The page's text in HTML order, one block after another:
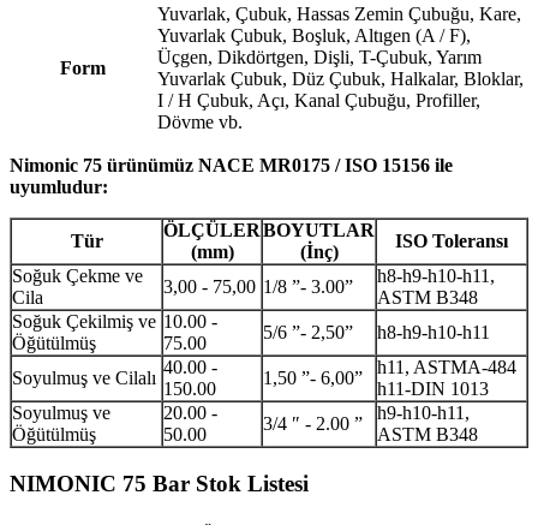
Form
Yuvarlak, Çubuk, Hassas Zemin Çubuğu, Kare,
Yuvarlak Çubuk, Boşluk, Altıgen (A / F),
Üçgen, Dikdörtgen, Dişli, T-Çubuk, Yarım
Yuvarlak Çubuk, Düz Çubuk, Halkalar, Bloklar,
I / H Çubuk, Açı, Kanal Çubuğu, Profiller,
Dövme vb.
Nimonic 75 ürünümüz NACE MR0175 / ISO 15156 ile
uyumludur:
Tür
ÖLÇÜLER
(mm)
BOYUTLAR
(İnç)
ISO Toleransı
Soğuk Çekme ve
Cila
3,00 - 75,00 1/8 ”- 3.00”
h8-h9-h10-h11,
ASTM B348
Soğuk Çekilmiş ve
Öğütülmüş
10.00 -
75.00
5/6 ”- 2,50” h8-h9-h10-h11
Soyulmuş ve Cilalı
40.00 -
150.00
1,50 ”- 6,00”
h11, ASTMA-484
h11-DIN 1013
Soyulmuş ve
Öğütülmüş
20.00 -
50.00
3/4 ″ - 2.00 ”
h9-h10-h11,
ASTM B348
NIMONIC 75 Bar Stok Listesi